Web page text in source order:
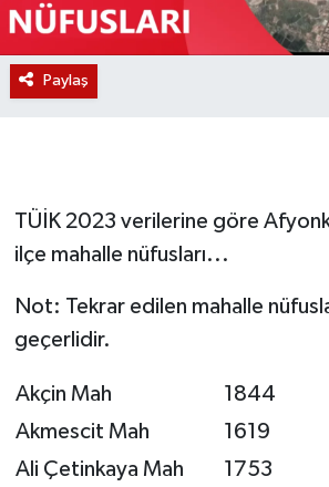
Paylaş
TÜİK 2023 verilerine göre
ilçe mahalle nüfusları...
Not: Tekrar edilen mahalle
geçerlidir.
Akçin Mah
1844
Akmescit Mah
1619
Ali Çetinkaya Mah
1753